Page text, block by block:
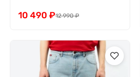
12 990₽
10 490 ₽